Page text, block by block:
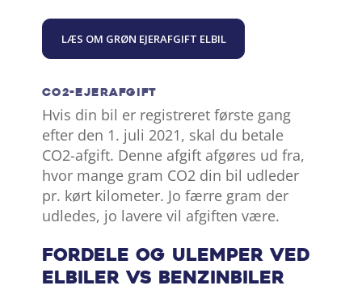
LÆS OM GRØN EJERAFGIFT ELBIL
CO2-EJERAFGIFT
Hvis din bil er registreret første gang
efter den 1. juli 2021, skal du betale
CO2-afgift. Denne afgift afgøres ud fra,
hvor mange gram CO2 din bil udleder
pr. kørt kilometer. Jo færre gram der
udledes, jo lavere vil afgiften være.
Fordele og ulemper ved
elbiler vs benzinbiler